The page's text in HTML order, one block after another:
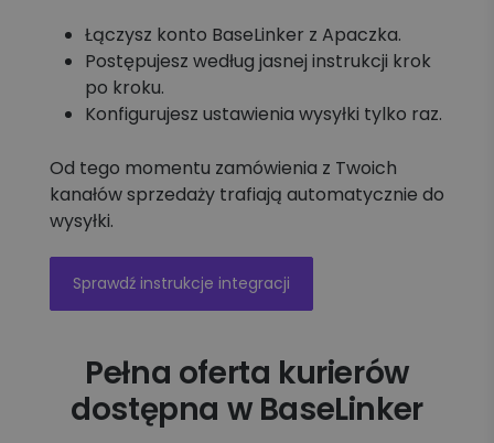
Łączysz konto BaseLinker z Apaczka.
Postępujesz według jasnej instrukcji krok
po kroku.
Konfigurujesz ustawienia wysyłki tylko raz.
Od tego momentu zamówienia z Twoich
kanałów sprzedaży trafiają automatycznie do
wysyłki.
Sprawdź instrukcje integracji
Pełna oferta kurierów
dostępna w BaseLinker